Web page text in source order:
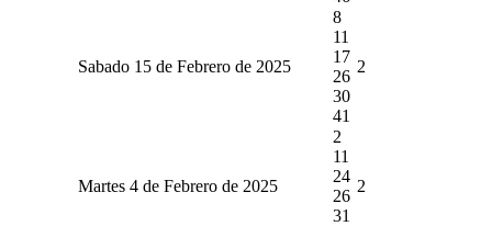
Sabado 15 de Febrero de 2025
8
11
17
26
30
41
2
Martes 4 de Febrero de 2025
2
11
24
26
31
2